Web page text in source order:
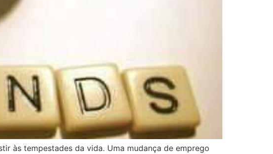
às tempestades da vida. Uma mudança de emprego